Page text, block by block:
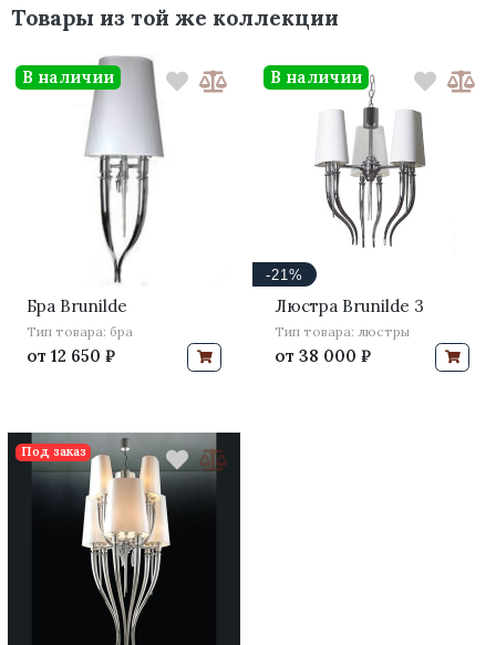
Товары из той же коллекции
Бра Brunilde
Тип товара: бра
от 12 650 ₽
В наличии
-21%
Люстра Brunilde 3
Тип товара: люстры
от 38 000 ₽
В наличии
Под заказ